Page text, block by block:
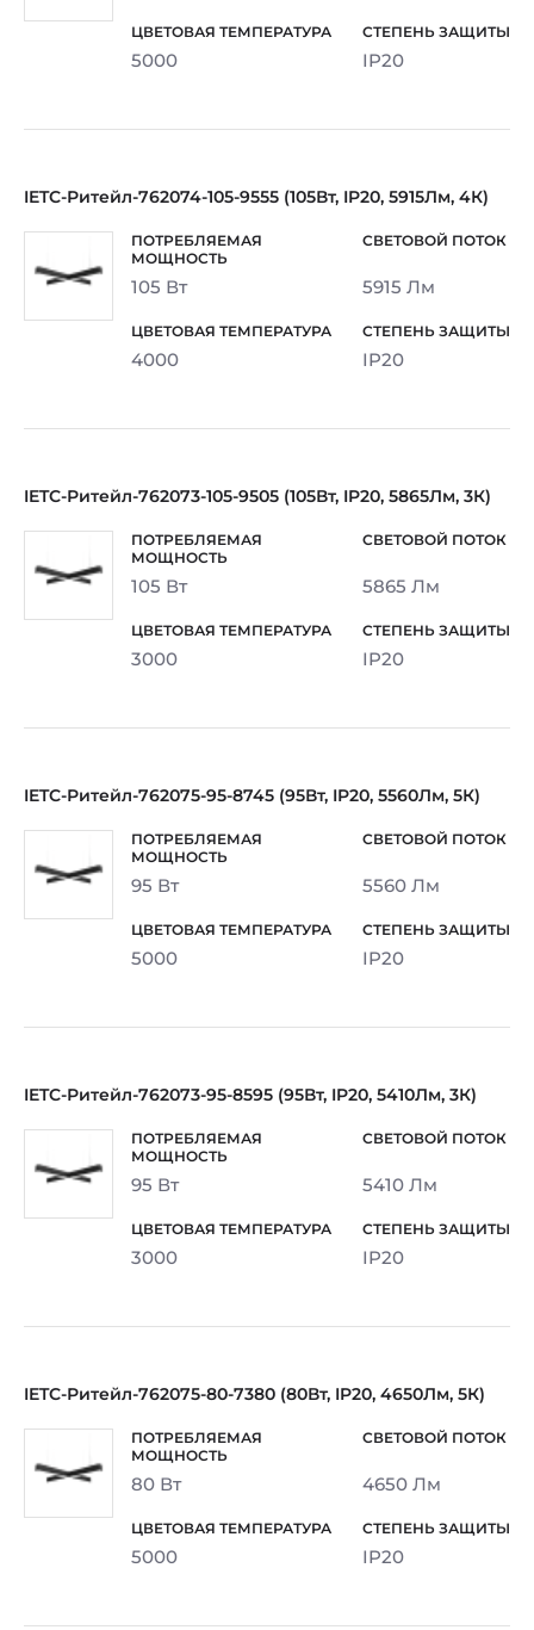
5000 IP20
IETC-Ритейл-762074-105-9555 (105Вт, IP20, 5915Лм, 4К)
105 Вт 5915 Лм
4000 IP20
IETC-Ритейл-762073-105-9505 (105Вт, IP20, 5865Лм, 3К)
105 Вт 5865 Лм
3000 IP20
IETC-Ритейл-762075-95-8745 (95Вт, IP20, 5560Лм, 5К)
95 Вт 5560 Лм
5000 IP20
IETC-Ритейл-762073-95-8595 (95Вт, IP20, 5410Лм, 3К)
95 Вт 5410 Лм
3000 IP20
IETC-Ритейл-762075-80-7380 (80Вт, IP20, 4650Лм, 5К)
80 Вт 4650 Лм
5000 IP20